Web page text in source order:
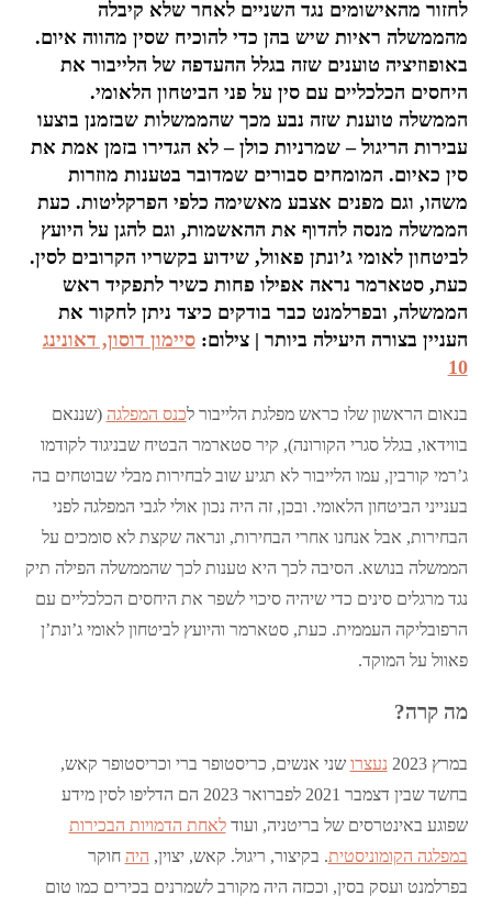
לחזור מהאישומים נגד השניים לאחר שלא קיבלה
מהממשלה ראיות שיש בהן כדי להוכיח שסין מהווה איום.
באופוזיציה טוענים שזה בגלל ההעדפה של הלייבור את
היחסים הכלכליים עם סין על פני הביטחון הלאומי.
הממשלה טוענת שזה נבע מכך שהממשלות שבזמנן בוצעו
עבירות הריגול – שמרניות כולן – לא הגדירו בזמן אמת את
סין כאיום. המומחים סבורים שמדובר בטענות מוזרות
משהו, וגם מפנים אצבע מאשימה כלפי הפרקליטות. כעת
הממשלה מנסה להדוף את ההאשמות, וגם להגן על היועץ
לביטחון לאומי ג’ונתן פאוול, שידוע בקשריו הקרובים לסין.
כעת, סטארמר נראה אפילו פחות כשיר לתפקיד ראש
הממשלה, ובפרלמנט כבר בודקים כיצד ניתן לחקור את
העניין בצורה היעילה ביותר | צילום:סיימון דוסון, דאונינג
10
בנאום הראשון שלו כראש מפלגת הלייבור לכנס המפלגה (שננאם
בווידאו, בגלל סגרי הקורונה), קיר סטארמר הבטיח שבניגוד לקודמו
ג’רמי קורבין, עמו הלייבור לא תגיע שוב לבחירות מבלי שבוטחים בה
בענייני הביטחון הלאומי. ובכן, זה היה נכון אולי לגבי המפלגה לפני
הבחירות, אבל אנחנו אחרי הבחירות, ונראה שקצת לא סומכים על
הממשלה בנושא. הסיבה לכך היא טענות לכך שהממשלה הפילה תיק
נגד מרגלים סינים כדי שיהיה סיכוי לשפר את היחסים הכלכליים עם
הרפובליקה העממית. כעת, סטארמר והיועץ לביטחון לאומי ג’ונת’ן
פאוול על המוקד.
מה קרה?
במרץ 2023 נעצרו שני אנשים, כריסטופר ברי וכריסטופר קאש,
בחשד שבין דצמבר 2021 לפברואר 2023 הם הדליפו לסין מידע
שפוגע באינטרסים של בריטניה, ועודלאחת הדמויות הבכירות
במפלגה הקומוניסטית. בקיצור, ריגול. קאש, יצוין, היה חוקר
בפרלמנט ועסק בסין, וככזה היה מקורב לשמרנים בכירים כמו טום